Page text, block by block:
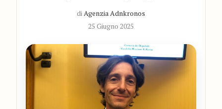
di Agenzia Adnkronos
25 Giugno 2025